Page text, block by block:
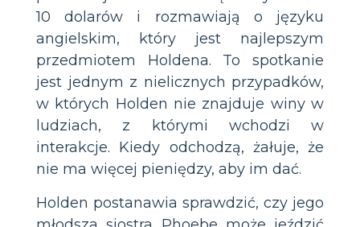
10 dolarów i rozmawiają o języku
angielskim, który jest najlepszym
przedmiotem Holdena. To spotkanie
jest jednym z nielicznych przypadków,
w których Holden nie znajduje winy w
ludziach, z którymi wchodzi w
interakcje. Kiedy odchodzą, żałuje, że
nie ma więcej pieniędzy, aby im dać.
Holden postanawia sprawdzić, czy jego